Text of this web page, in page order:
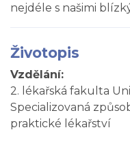
nejdéle s našimi
Životopis
Vzdělání:
2. lékařská fakulta
Specializovaná
praktické lékařství